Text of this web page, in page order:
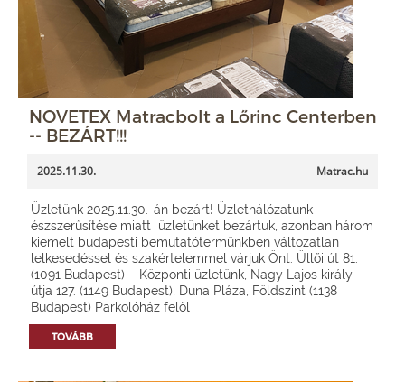
NOVETEX Matracbolt a Lőrinc Centerben
-- BEZÁRT!!!
2025.11.30. Matrac.hu
Üzletünk 2025.11.30.-án bezárt! Üzlethálózatunk
észszerűsítése miatt üzletünket bezártuk, azonban három
kiemelt budapesti bemutatótermünkben változatlan
lelkesedéssel és szakértelemmel várjuk Önt: Üllői út 81.
(1091 Budapest) – Központi üzletünk, Nagy Lajos király
útja 127. (1149 Budapest), Duna Pláza, Földszint (1138
Budapest) Parkolóház felől
TOVÁBB